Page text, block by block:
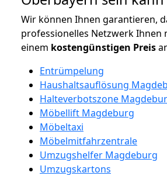
Wir können Ihnen garantieren,
professionelles Netzwerk Ihnen
einem kostengünstigen Preis
Entrümpelung
Haushaltsauflösung
Halteverbotszone
Möbellift Magdeburg
Möbeltaxi
Möbelmitfahrzentrale
Umzugshelfer Magdeburg
Umzugskartons